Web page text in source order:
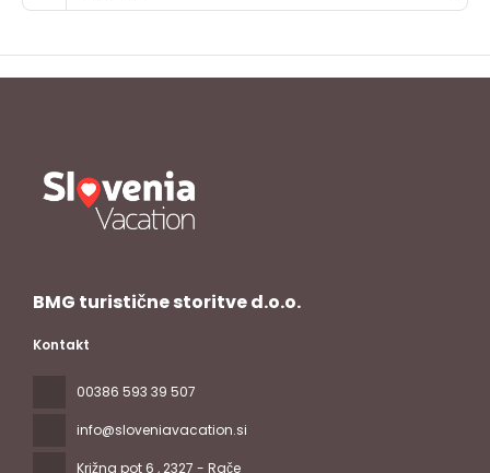
BMG turistične storitve d.o.o.
Kontakt
00386 593 39 507
info@sloveniavacation.si
Križna pot 6 , 2327 - Rače